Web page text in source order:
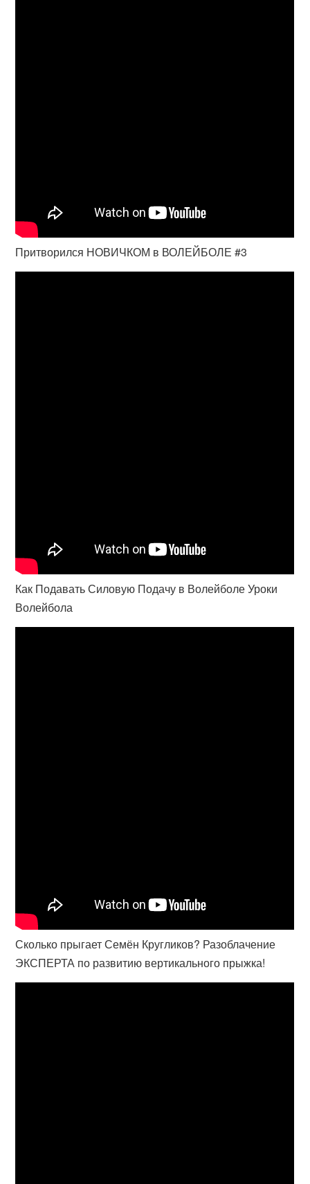
Притворился НОВИЧКОМ в ВОЛЕЙБОЛЕ #3
Как Подавать Силовую Подачу в Волейболе Уроки
Волейбола
Сколько прыгает Семён Кругликов? Разоблачение
ЭКСПЕРТА по развитию вертикального прыжка!